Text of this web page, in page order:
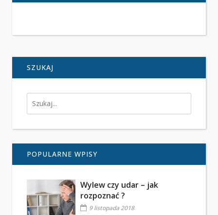
SZUKAJ
POPULARNE WPISY
Wylew czy udar – jak
rozpoznać ?
9 listopada 2018